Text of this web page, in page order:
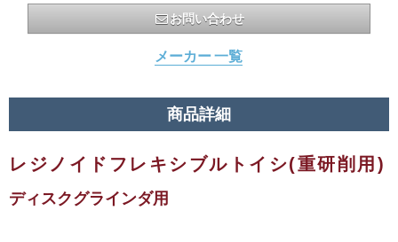
お問い合わせ
メーカー 一覧
商品詳細
レジノイドフレキシブルトイシ(重研削用)
ディスクグラインダ用